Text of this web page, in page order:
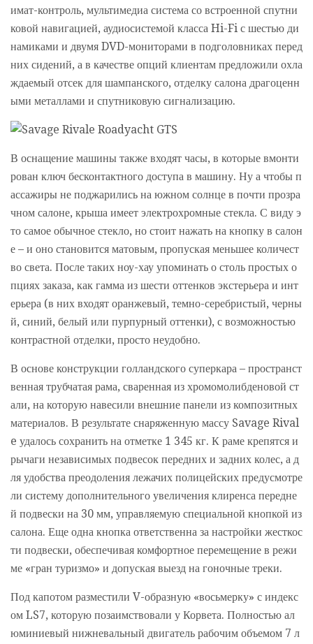
имат-контроль, мультимедиа система со встроенной спутни
ковой навигацией, аудиосистемой класса Hi-Fi с шестью ди
намиками и двумя DVD-мониторами в подголовниках перед
них сидений, а в качестве опций клиентам предложили охла
ждаемый отсек для шампанского, отделку салона драгоценн
ыми металлами и спутниковую сигнализацию.
В оснащение машины также входят часы, в которые вмонти
рован ключ бесконтактного доступа в машину. Ну а чтобы п
ассажиры не поджарились на южном солнце в почти прозра
чном салоне, крыша имеет электрохромные стекла. С виду э
то самое обычное стекло, но стоит нажать на кнопку в салон
е – и оно становится матовым, пропуская меньшее количест
во света. После таких ноу-хау упоминать о столь простых о
пциях заказа, как гамма из шести оттенков экстерьера и инт
ерьера (в них входят оранжевый, темно-серебристый, черны
й, синий, белый или пурпурный оттенки), с возможностью
контрастной отделки, просто неудобно.
В основе конструкции голландского суперкара – пространст
венная трубчатая рама, сваренная из хромомолибденовой ст
али, на которую навесили внешние панели из композитных
материалов. В результате снаряженную массу Savage Rival
e удалось сохранить на отметке 1 345 кг. К раме крепятся и
рычаги независимых подвесок передних и задних колес, а д
ля удобства преодоления лежачих полицейских предусмотре
ли систему дополнительного увеличения клиренса передне
й подвески на 30 мм, управляемую специальной кнопкой из
салона. Еще одна кнопка ответственна за настройки жесткос
ти подвески, обеспечивая комфортное перемещение в режи
ме «гран туризмо» и допуская выезд на гоночные треки.
Под капотом разместили V-образную «восьмерку» с индекс
ом LS7, которую позаимствовали у Корвета. Полностью ал
юминиевый нижневальный двигатель рабочим объемом 7 л